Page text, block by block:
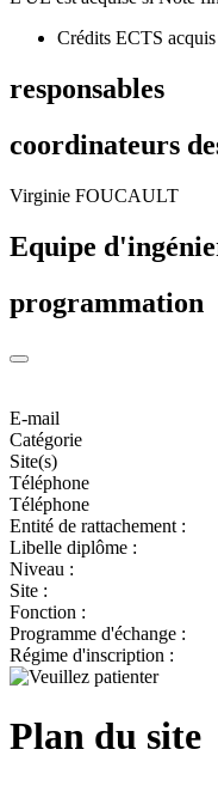
Crédits ECTS
responsables
coordinateurs
Virginie FOUCAULT
Equipe
programmation
E-mail
Catégorie
Site(s)
Téléphone
Téléphone
Entité de rattachement :
Libelle diplôme :
Niveau :
Site :
Fonction :
Programme d'échange :
Régime d'inscription :
Plan du site